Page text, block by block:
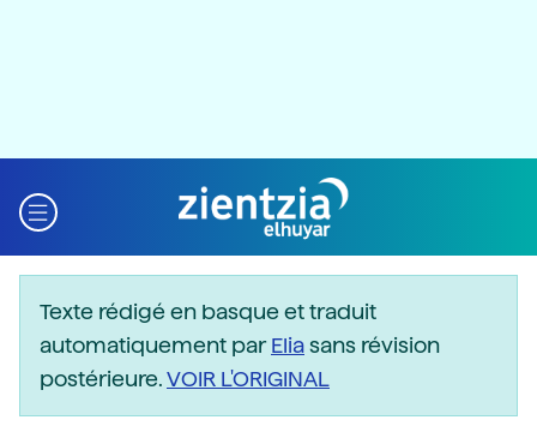
Texte rédigé en basque et traduit
automatiquement parEliasans révision
postérieure.VOIR L'ORIGINAL